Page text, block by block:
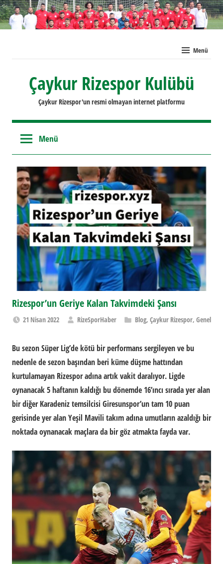
İçeriğe
geç
Menü
Çaykur Rizespor Kulübü
Çaykur Rizespor'un resmi olmayan internet platformu
Menü
Rizespor’un Geriye Kalan Takvimdeki Şansı
21 Nisan 2022 RizeSporHaber Blog, Çaykur Rizespor, Genel
Bu sezon Süper Lig’de kötü bir performans sergileyen ve bu
nedenle de sezon başından beri küme düşme hattından
kurtulamayan Rizespor adına artık vakit daralıyor. Ligde
oynanacak 5 haftanın kaldığı bu dönemde 16’ıncı sırada yer alan
bir diğer Karadeniz temsilcisi Giresunspor’un tam 10 puan
gerisinde yer alan Yeşil Mavili takım adına umutların azaldığı bir
noktada oynanacak maçlara da bir göz atmakta fayda var.